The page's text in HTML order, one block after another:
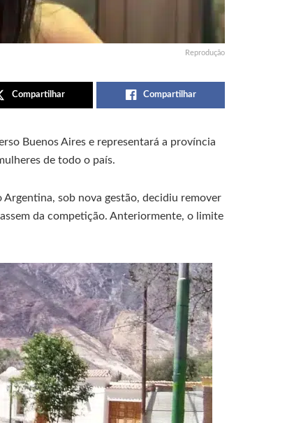
Reprodução
Compartilhar Compartilhar
Buenos Aires e representará a província
de todo o país.
sob nova gestão, decidiu remover
da competição. Anteriormente, o limite